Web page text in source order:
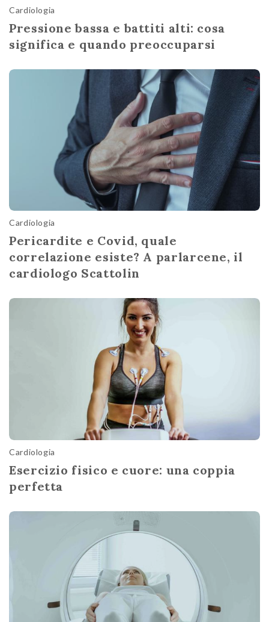
Cardiologia
Pressione bassa e battiti alti: cosa
significa e quando preoccuparsi
Cardiologia
Pericardite e Covid, quale
correlazione esiste? A parlarcene, il
cardiologo Scattolin
Cardiologia
Esercizio fisico e cuore: una coppia
perfetta